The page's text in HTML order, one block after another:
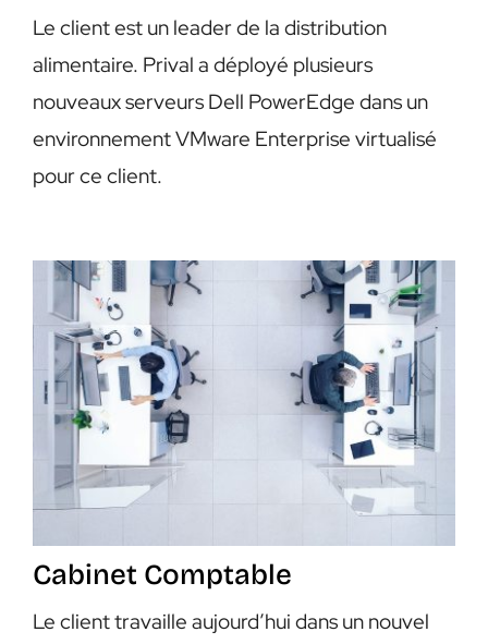
Le client est un leader de la distribution
alimentaire. Prival a déployé plusieurs
nouveaux serveurs Dell PowerEdge dans un
environnement VMware Enterprise virtualisé
pour ce client.
Cabinet Comptable
Le client travaille aujourd’hui dans un nouvel